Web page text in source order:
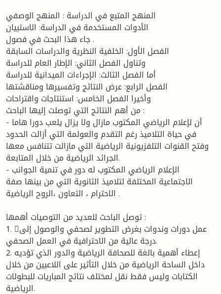
المنهج المتبع في الدراسة : المنهج الوصفي
الأدوات المستخدمة في الدراسة: الاستبيان
جاء هذا البحث في فصول .
الفصل الأول: الخلفية النظرية والدراسات السابقة
وتناول الفصل الثاني: الإطار العام للدراسة
أما الفصل الثالث: الإجراءات الميدانية للدراسة
الفصل الرابع: عرض النتائج وتفسيرها ومناقشتها
وأخيرا الفصل الخامس: استنتاجات واقتراحات
من أهم النتائج التي توصلت إليها الباحث :
- أن لإعلام الرياضي المكتوب مازال ولا يزال يلعب دورا هاما
في حياة التلاميذ رغم التقدم والعولمة التي أزالت الحدود
وفتح القنوات التلفزيونية الرياضية التي مازالت تتنافس معها
الجرائد الرياضية من خلال المتابعة.
- الإعلام الرياضي المكتوب له دور في تنمية الجوانب
الاجتماعية المختلفة لتلاميذ الثانوية التي من بينها صفة
الاحترام ، التعاون ،الروح الرياضية .
توصل الباحث للعديد من التوصيات أهمها :
1. عمل دورات وندوات بغرض التطوير لصحفي والوصول إلى
درجة عالية من الاحترافية في العمل الصحفي.
2. إعطاء أهمية بالغة للصحافة الرياضية والدور الذي تؤديه
داخل الساحة الرياضية من خلال التأثير على اللاعبين من خلال
الكتابات وليس فقط نقل لمختلف نتائج المباريات للبطولات
الرياضية.